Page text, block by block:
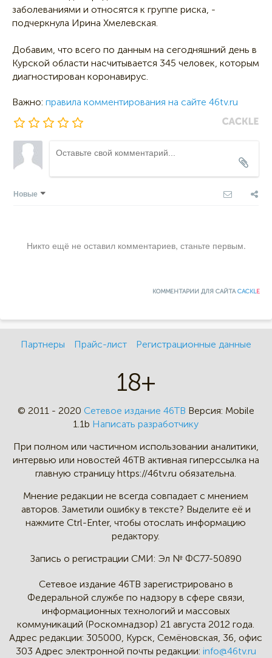
заболеваниями и относятся к группе риска, -
подчеркнула Ирина Хмелевская.
Добавим, что всего по данным на сегодняшний день в
Курской области насчитывается 345 человек, которым
диагностирован коронавирус.
Важно: правила комментирования на сайте 46tv.ru
Новые
Никто ещё не оставил комментариев, станьте первым.
КОММЕНТАРИИ ДЛЯ САЙТАCACKLE
Партнеры Прайс-лист Регистрационные данные
18+
© 2011 - 2020 Сетевое издание 46ТВ Версия: Mobile
1.1b Написать разработчику
При полном или частичном использовании аналитики,
интервью или новостей 46TB активная гиперссылка на
главную страницу https://46tv.ru обязательна.
Мнение редакции не всегда совпадает с мнением
авторов. Заметили ошибку в тексте? Выделите её и
нажмите Ctrl-Enter, чтобы отослать информацию
редактору.
Запись о регистрации СМИ: Эл № ФС77-50890
Сетевое издание 46ТВ зарегистрировано в
Федеральной службе по надзору в сфере связи,
информационных технологий и массовых
коммуникаций (Роскомнадзор) 21 августа 2012 года.
Адрес редакции: 305000, Курск, Семёновская, 36, офис
303 Адрес электронной почты редакции: info@46tv.ru